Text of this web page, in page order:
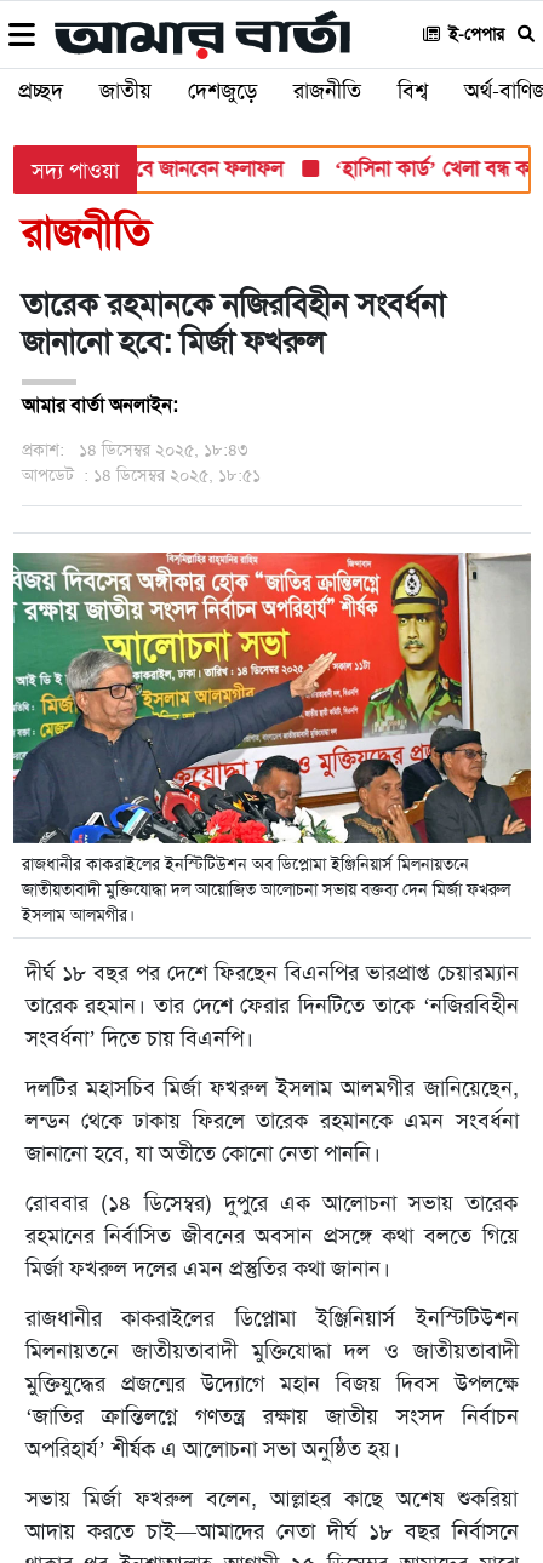
ই-পেপার
প্রচ্ছদ জাতীয় দেশজুড়ে রাজনীতি বিশ্ব অর্থ-
সদ্য পাওয়াযেভাবে জানবেন ফলাফল ‘হাসিনা কার্ড’ খেলা বন্ধ করতে
রাজনীতি
তারেক রহমানকে নজিরবিহীন সংবর্ধনা
জানানো হবে: মির্জা ফখরুল
আমার বার্তা অনলাইন:
প্রকাশ:
১৪ ডিসেম্বর ২০২৫, ১৮:৪৩
আপডেট : ১৪ ডিসেম্বর ২০২৫, ১৮:৫১
রাজধানীর কাকরাইলের ইনস্টিটিউশন অব ডিপ্লোমা ইঞ্জিনিয়ার্স মিলনায়তনে
জাতীয়তাবাদী মুক্তিযোদ্ধা দল আয়োজিত আলোচনা সভায় বক্তব্য দেন মির্জা ফখরুল
ইসলাম আলমগীর।
দীর্ঘ ১৮ বছর পর দেশে ফিরছেন বিএনপির ভারপ্রাপ্ত চেয়ারম্যান
তারেক রহমান। তার দেশে ফেরার দিনটিতে তাকে ‘নজিরবিহীন
সংবর্ধনা’ দিতে চায় বিএনপি।
দলটির মহাসচিব মির্জা ফখরুল ইসলাম আলমগীর জানিয়েছেন,
লন্ডন থেকে ঢাকায় ফিরলে তারেক রহমানকে এমন সংবর্ধনা
জানানো হবে, যা অতীতে কোনো নেতা পাননি।
রোববার (১৪ ডিসেম্বর) দুপুরে এক আলোচনা সভায় তারেক
রহমানের নির্বাসিত জীবনের অবসান প্রসঙ্গে কথা বলতে গিয়ে
মির্জা ফখরুল দলের এমন প্রস্তুতির কথা জানান।
রাজধানীর কাকরাইলের ডিপ্লোমা ইঞ্জিনিয়ার্স ইনস্টিটিউশন
মিলনায়তনে জাতীয়তাবাদী মুক্তিযোদ্ধা দল ও জাতীয়তাবাদী
মুক্তিযুদ্ধের প্রজন্মের উদ্যোগে মহান বিজয় দিবস উপলক্ষে
‘জাতির ক্রান্তিলগ্নে গণতন্ত্র রক্ষায় জাতীয় সংসদ নির্বাচন
অপরিহার্য’ শীর্ষক এ আলোচনা সভা অনুষ্ঠিত হয়।
সভায় মির্জা ফখরুল বলেন, আল্লাহর কাছে অশেষ শুকরিয়া
আদায় করতে চাই—আমাদের নেতা দীর্ঘ ১৮ বছর নির্বাসনে